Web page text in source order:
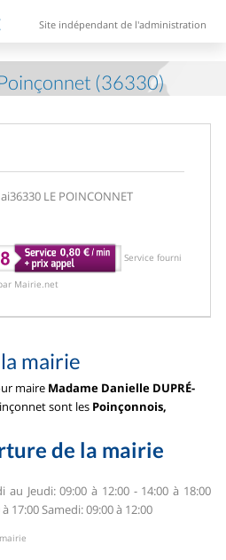
Site indépendant de l'administration
(36330)
36330 LE POINCONNET
Service fourni
Mairie.net
mairie
maire Madame Danielle DUPRÉ-
sont les Poinçonnois,
de la mairie
au Jeudi: 09:00 à 12:00 - 14:00 à 18:00
17:00Samedi: 09:00 à 12:00